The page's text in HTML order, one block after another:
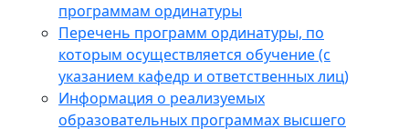
программам ординатуры
Перечень программ ординатуры, по
которым осуществляется обучение (с
указанием кафедр и ответственных лиц)
Информация о реализуемых
образовательных программах высшего